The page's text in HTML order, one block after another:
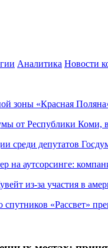
Аналитика Новости
зоны «Красная
от Республики Коми,
среди депутатов
на аутсорсинге:
из-за участия в
спутников «Рассвет»